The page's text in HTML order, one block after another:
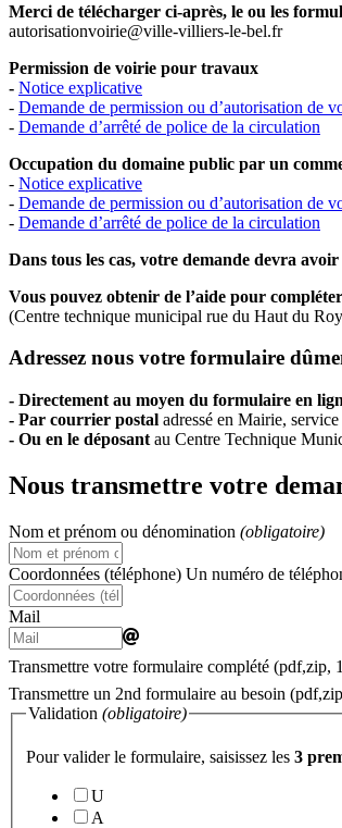
Merci de télécharger ci-après, le ou les
autorisationvoirie@ville-villiers-le-bel.fr
Permission de voirie pour travaux
- Notice explicative
- Demande de permission ou d’autorisation de
- Demande d’arrêté de police de la circulation
Occupation du domaine public par un
- Notice explicative
- Demande de permission ou d’autorisation de
- Demande d’arrêté de police de la circulation
Dans tous les cas, votre demande devra
Vous pouvez obtenir de l’aide pour
(Centre technique municipal rue du Haut du
Adressez nous votre formulaire
- Directement au moyen du formulaire en
- Par courrier postal adressé en Mairie,
- Ou en le déposant au Centre Technique
Nous transmettre votre
Nom et prénom ou dénomination (obligatoire)
Coordonnées (téléphone) Un numéro de
Mail
Transmettre votre formulaire complété (pdf,zip,
Transmettre un 2nd formulaire au besoin
Validation (obligatoire)
Pour valider le formulaire, saisissez les 3
(obligatoire)
U
A